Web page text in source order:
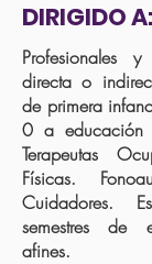
DIRIGIDO A:
Profesionales
directa o
de primera
0 a educación
Terapeutas
Físicas.
Cuidadores.
semestres de
afines.